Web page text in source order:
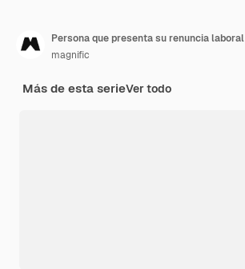
Persona que presenta su renuncia laboral
magnific
Más de esta serieVer todo